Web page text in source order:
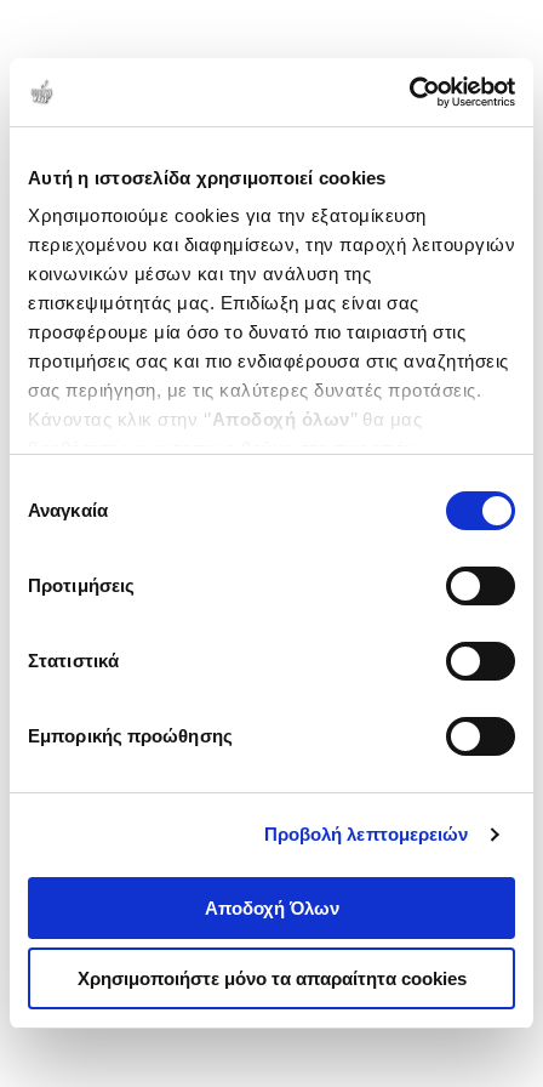
Αυτή η ιστοσελίδα χρησιμοποιεί cookies
Χρησιμοποιούμε cookies για την εξατομίκευση
περιεχομένου και διαφημίσεων, την παροχή λειτουργιών
κοινωνικών μέσων και την ανάλυση της
επισκεψιμότητάς μας. Επιδίωξη μας είναι σας
προσφέρουμε μία όσο το δυνατό πιο ταιριαστή στις
προτιμήσεις σας και πιο ενδιαφέρουσα στις αναζητήσεις
σας περιήγηση, με τις καλύτερες δυνατές προτάσεις.
Κάνοντας κλικ στην ‘’Αποδοχή όλων’’ θα μας
ενδιαφέρουν και να επιλέξετε από τα παρακάτω με την
΄΄και να ενημερωθείτε σχετικά με
συγκατάθεσης
Αναγκαία
Προτιμήσεις
Στατιστικά
Εμπορικής προώθησης
Προβολή λεπτομερειών
Αποδοχή Όλων
Χρησιμοποιήστε μόνο τα απαραίτητα cookies